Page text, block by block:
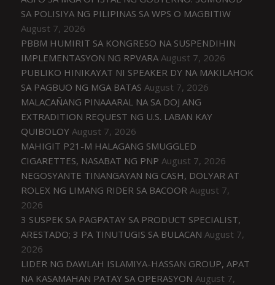
SA POLISIYA NG PILIPINAS SA WPS O MAGBITIW
August 7, 2026
PBBM HUMIRIT SA KONGRESO NA SUSPENDIHIN
IMPLEMENTASYON NG RPVARA August 7, 2026
PUBLIKO HINIKAYAT NI SPEAKER DY NA MAKILAHOK
SA PAGBUO NG MGA BATAS August 7, 2026
MALACAÑANG PINAAARAL NA SA DOJ ANG
EXTRADITION REQUEST NG U.S. LABAN KAY
QUIBOLOY August 7, 2026
MAHIGIT P21-M HALAGANG SMUGGLED
CIGARETTES, NASABAT NG PNP August 7, 2026
NEGOSYANTE TINANGAYAN NG CASH, DOLYAR AT
ROLEX NG LIMANG RIDER SA BACOOR August 7,
2026
3 SUSPEK SA PAGPATAY SA PRODUCT SPECIALIST,
ARESTADO; 3 PA TINUTUGIS SA BULACAN August 7,
2026
LIDER NG DAWLAH ISLAMIYA-HASSAN GROUP, APAT
NA KASAMAHAN PATAY SA OPERASYON August 7,